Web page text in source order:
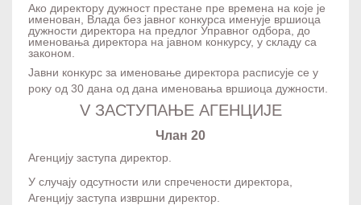
Ако директору дужност престане пре времена на које је
именован, Влада без јавног конкурса именује вршиоца
дужности директора на предлог Управног одбора, до
именовања директора на јавном конкурсу, у складу са
законом.
Јавни конкурс за именовање директора расписује се у
року од 30 дана од дана именовања вршиоца дужности.
V ЗАСТУПАЊЕ АГЕНЦИЈЕ
Члан 20
Агенцију заступа директор.
У случају одсутности или спречености директора,
Агенцију заступа извршни директор.